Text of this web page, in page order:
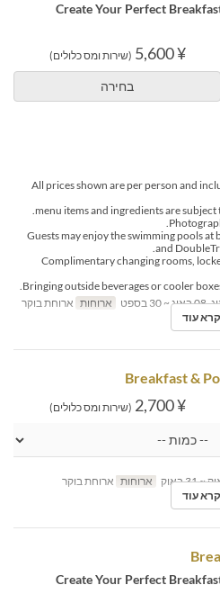
Create Your Perfect
¥ 5,600 (שירות ומס כלולים)
בחירה
※All prices shown are per person and
※Guests may enjoy the swimming pools
and
※Complimentary changing rooms,
ארוחות ארוחת בוקר
קרא עוד
Breakfast &
¥ 2,700 (שירות ומס כלולים)
ארוחות ארוחת בוקר
קרא עוד
Create Your Perfect